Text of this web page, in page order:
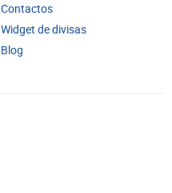
Contactos
Widget de divisas
Blog